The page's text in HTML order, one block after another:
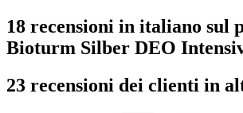
18 recensioni in italiano sul
Bioturm Silber DEO
23 recensioni dei clienti in